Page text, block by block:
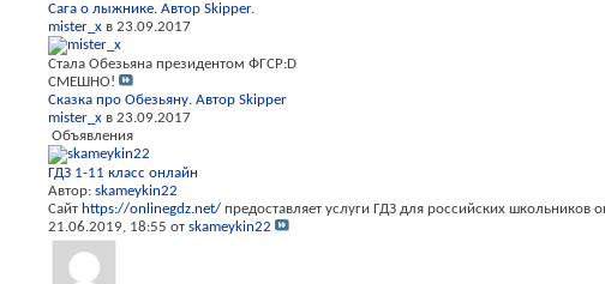
Сага о лыжнике. Автор Skipper.
mister_x в 23.09.2017
Стала Обезьяна президентом ФГСР:D
СМЕШНО!
Сказка про Обезьяну. Автор Skipper
mister_x в 23.09.2017
Объявления
ГДЗ 1-11 класс онлайн
Автор: skameykin22
Сайт https://onlinegdz.net/ предоставляет услуги ГДЗ для российских
21.06.2019, 18:55 от skameykin22